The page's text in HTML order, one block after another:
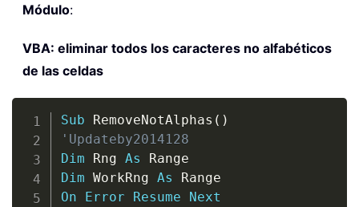
Módulo:
VBA: eliminar todos los caracteres no alfabéticos
de las celdas
Sub RemoveNotAlphas ( )
'Updateby2014128
Dim Rng As
Dim WorkRng As
On
Error Resume
Next